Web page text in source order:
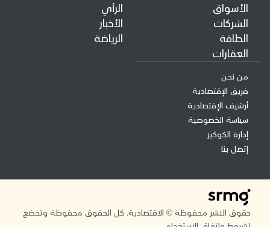
الأسواق
الشركات
الطاقة
العقارات
الرأي
الأخبار
الرياضة
من نحن
فريق الإقتصادية
أرشيف الإقتصادية
سياسة الخصوصية
إدارة الكوكيز
إتصل بنا
حقوق النشر محفوظة © الاقتصادية. كل الحقوق محفوظة وتخضع